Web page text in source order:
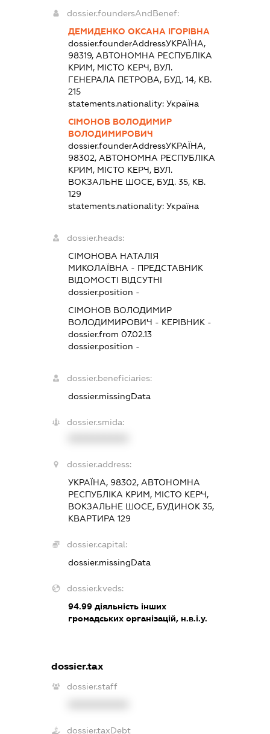
dossier.foundersAndBenef:
ДЕМИДЕНКО ОКСАНА ІГОРІВНА
dossier.founderAddressУКРАЇНА,
98319, АВТОНОМНА РЕСПУБЛІКА
КРИМ, МІСТО КЕРЧ, ВУЛ.
ГЕНЕРАЛА ПЕТРОВА, БУД. 14, КВ.
215
statements.nationality:Україна
СІМОНОВ ВОЛОДИМИР
ВОЛОДИМИРОВИЧ
dossier.founderAddressУКРАЇНА,
98302, АВТОНОМНА РЕСПУБЛІКА
КРИМ, МІСТО КЕРЧ, ВУЛ.
ВОКЗАЛЬНЕ ШОСЕ, БУД. 35, КВ.
129
statements.nationality:Україна
dossier.heads:
СІМОНОВА НАТАЛІЯ
МИКОЛАЇВНА - ПРЕДСТАВНИК
ВІДОМОСТІ ВІДСУТНІ
dossier.position -
СІМОНОВ ВОЛОДИМИР
ВОЛОДИМИРОВИЧ - КЕРІВНИК -
dossier.from 07.02.13
dossier.position -
dossier.beneficiaries:
dossier.missingData
dossier.smida:
dossier.address:
УКРАЇНА, 98302, АВТОНОМНА
РЕСПУБЛІКА КРИМ, МІСТО КЕРЧ,
ВОКЗАЛЬНЕ ШОСЕ, БУДИНОК 35,
КВАРТИРА 129
dossier.capital:
dossier.missingData
dossier.kveds:
94.99 діяльність інших
громадських організацій, н.в.і.у.
dossier.tax
dossier.staff
dossier.taxDebt